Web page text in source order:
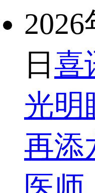
2026
日 喜
光明
再添